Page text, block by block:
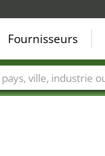
Fournisseurs
Secteurs de foire